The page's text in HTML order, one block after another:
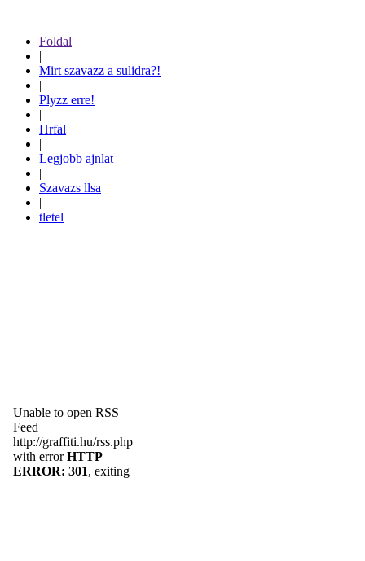
Foldal
|
Mirt szavazz a sulidra?!
|
Plyzz erre!
|
Hrfal
|
Legjobb ajnlat
|
Szavazs llsa
|
tletel